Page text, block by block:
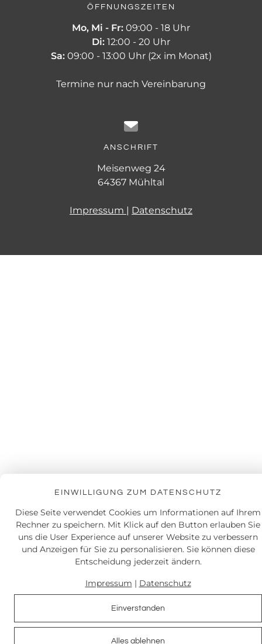
ÖFFNUNGSZEITEN
Mo, Mi - Fr: 09:00 - 18 Uhr
Di: 12:00 - 20 Uhr
Sa:09:00 - 13:00 Uhr (2x im Monat)
Termine nur nach Vereinbarung
ANSCHRIFT
Meisenweg 24
64367 Mühltal
Impressum | Datenschutz
EINWILLIGUNG ZUM DATENSCHUTZ
Diese Seite verwendet Cookies um Informationen auf Ihrem
Rechner zu speichern. Mit Klick auf den Button erlauben Sie
uns die User Experience auf unserer Website zu verbessern
und Anzeigen für Sie zu personalisieren. Sie können diese
Entscheidung jederzeit ändern.
Impressum | Datenschutz
Einverstanden
Alles ablehnen